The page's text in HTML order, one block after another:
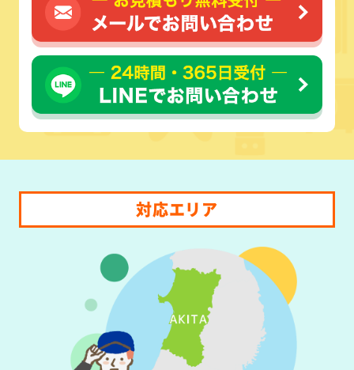
対応エリア